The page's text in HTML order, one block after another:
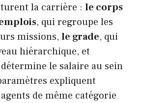
la carrière : le corps
, qui regroupe les
missions, le grade, qui
hiérarchique, et
le salaire au sein
expliquent
de même catégorie